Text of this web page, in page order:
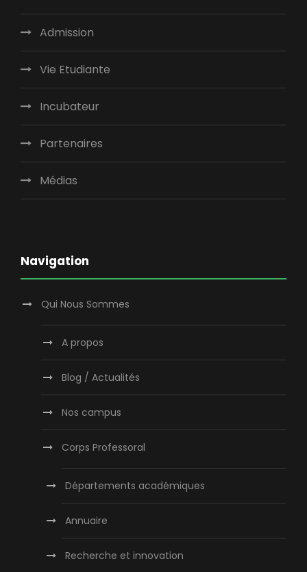
Admission
Vie Etudiante
Incubateur
Partenaires
Médias
Navigation
Qui Nous Sommes
A propos
Blog / Actualités
Nos campus
Corps Professoral
Départements académiques
Annuaire
Recherche et innovation